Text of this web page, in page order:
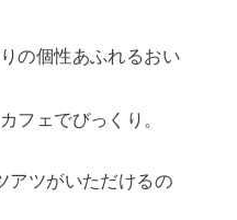
の個性あふれるおい
フェでびっくり。
アツがいただけるの